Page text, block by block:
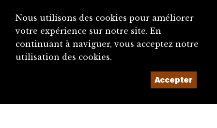
Nous utilisons des cookies pour améliorer
votre expérience sur notre site. En
continuant à naviguer, vous acceptez notre
utilisation des cookies.
Accepter